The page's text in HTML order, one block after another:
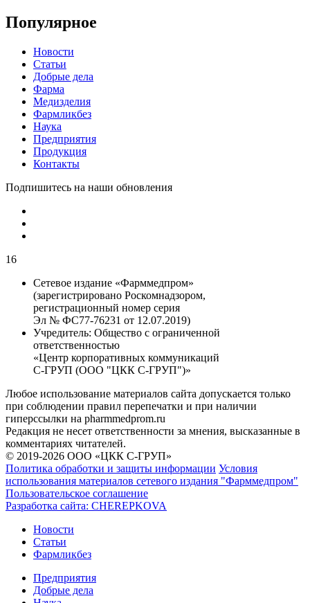
Популярное
Новости
Статьи
Добрые дела
Фарма
Медизделия
Фармликбез
Наука
Предприятия
Продукция
Контакты
Подпишитесь на наши обновления
16
Сетевое издание «Фарммедпром»
(зарегистрировано Роскомнадзором,
регистрационный номер серия
Эл № ФС77-76231 от 12.07.2019)
Учредитель: Общество с ограниченной
ответственностью
«Центр корпоративных коммуникаций
С-ГРУП (ООО "ЦКК С-ГРУП")»
Любое использование материалов сайта допускается только
при соблюдении правил перепечатки и при наличии
гиперссылки на pharmmedprom.ru
Редакция не несет ответственности за мнения, высказанные в
комментариях читателей.
© 2019-2026 ООО «ЦКК С-ГРУП»
Политика обработки и защиты информации Условия
использования материалов сетевого издания "Фарммедпром"
Пользовательское соглашение
Разработка сайта: CHEREPKOVA
Новости
Статьи
Фармликбез
Предприятия
Добрые дела